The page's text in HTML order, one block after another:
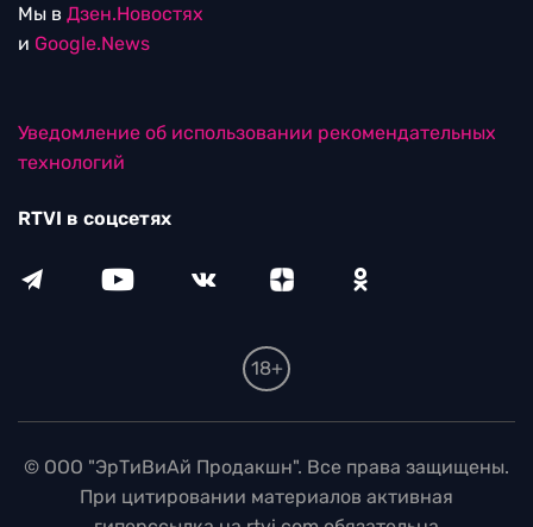
Мы в Дзен.Новостях
и Google.News
Уведомление об использовании рекомендательных
технологий
RTVI в соцсетях
18+
© ООО "ЭрТиВиАй Продакшн". Все права защищены.
При цитировании материалов активная